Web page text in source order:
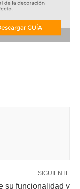
SIGUIENTE
su funcionalidad y